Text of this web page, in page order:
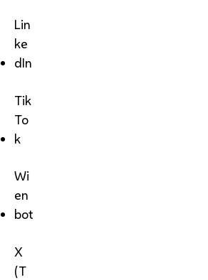
Lin
ke
dIn
Tik
To
k
Wi
en
bot
X
(T